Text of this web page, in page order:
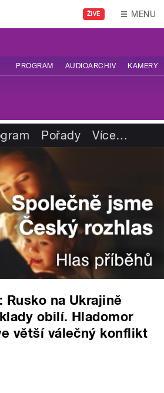
ŽIVĚ MENU
PROGRAM AUDIOARCHIV KAMERY
Pořady Více…
Rusko na Ukrajině
obilí. Hladomor
větší válečný konflikt